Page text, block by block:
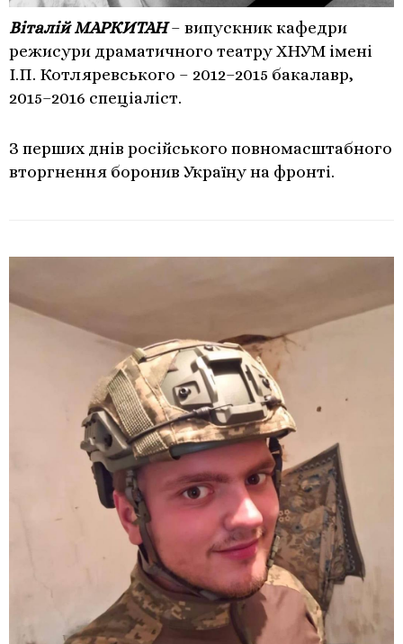
Віталій МАРКИТАН– випускник кафедри
режисури драматичного театру ХНУМ імені
І.П. Котляревського – 2012–2015 бакалавр,
2015–2016 спеціаліст.
З перших днів російського повномасштабного
вторгнення боронив Україну на фронті.